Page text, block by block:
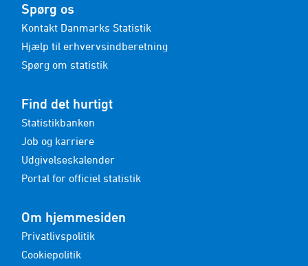
Spørg os
Kontakt Danmarks Statistik
Hjælp til erhvervsindberetning
Spørg om statistik
Find det hurtigt
Statistikbanken
Job og karriere
Udgivelseskalender
Portal for officiel statistik
Om hjemmesiden
Privatlivspolitik
Cookiepolitik